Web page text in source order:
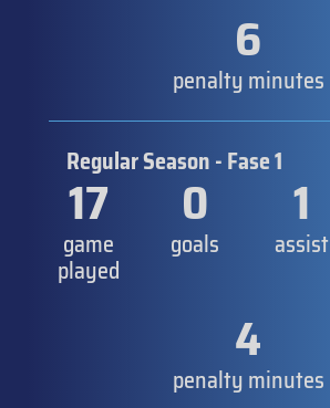
6
penalty minutes
Regular Season - Fase 1
17
game
played
0
goals
1
assist
4
penalty minutes